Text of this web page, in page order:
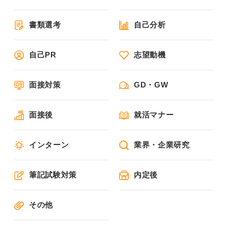
書類選考 自己分析
自己PR 志望動機
面接対策 GD・GW
面接後 就活マナー
インターン 業界・企業研究
筆記試験対策 内定後
その他